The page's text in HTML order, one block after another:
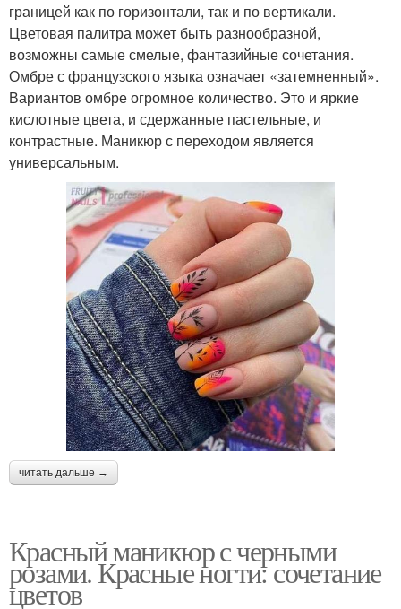
границей как по горизонтали, так и по вертикали.
Цветовая палитра может быть разнообразной,
возможны самые смелые, фантазийные сочетания.
Омбре с французского языка означает «затемненный».
Вариантов омбре огромное количество. Это и яркие
кислотные цвета, и сдержанные пастельные, и
контрастные. Маникюр с переходом является
универсальным.
читать дальше →
Красный маникюр с черными
розами. Красные ногти: сочетание
цветов